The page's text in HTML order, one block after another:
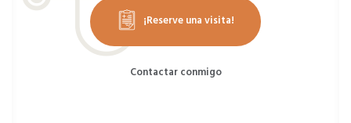
¡Reserve una visita!
Contactar conmigo